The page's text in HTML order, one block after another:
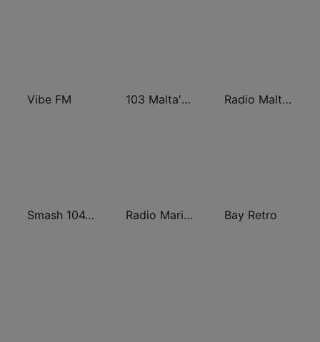
Vibe FM 103 Malta's Heart Radio Malta 2
Smash 104.6 FM Radio Maria Malta Bay Retro